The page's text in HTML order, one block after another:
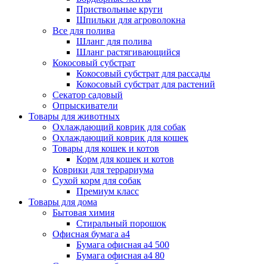
Приствольные круги
Шпильки для агроволокна
Все для полива
Шланг для полива
Шланг растягивающийся
Кокосовый субстрат
Кокосовый субстрат для рассады
Кокосовый субстрат для растений
Секатор садовый
Опрыскиватели
Товары для животных
Охлаждающий коврик для собак
Охлаждающий коврик для кошек
Товары для кошек и котов
Корм для кошек и котов
Коврики для террариума
Сухой корм для собак
Премиум класс
Товары для дома
Бытовая химия
Стиральный порошок
Офисная бумага а4
Бумага офисная а4 500
Бумага офисная а4 80